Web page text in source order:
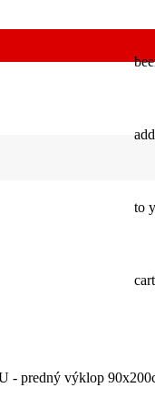
to
- predný výklop